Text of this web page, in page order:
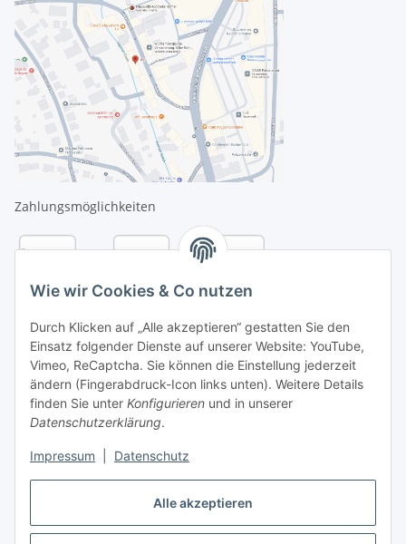
Alle akzeptieren
Wie wir Cookies & Co nutzen
Durch Klicken auf „Alle akzeptieren“ gestatten Sie den
Einsatz folgender Dienste auf unserer Website: YouTube,
Vimeo, ReCaptcha. Sie können die Einstellung jederzeit
ändern (Fingerabdruck-Icon links unten). Weitere Details
finden Sie unter Konfigurieren und in unserer
Datenschutzerklärung.
Impressum Datenschutz
Zahlungsmöglichkeiten